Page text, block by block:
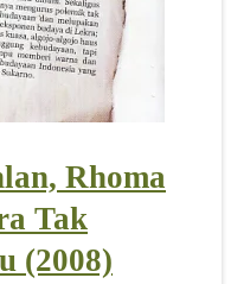
Rhoma
Tak
(2008)